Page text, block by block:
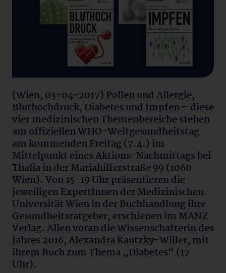
(Wien, 03-04-2017) Pollen und Allergie,
Bluthochdruck, Diabetes und Impfen – diese
vier medizinischen Themenbereiche stehen
am offiziellen WHO-Weltgesundheitstag
am kommenden Freitag (7.4.) im
Mittelpunkt eines Aktions-Nachmittags bei
Thalia in der Mariahilferstraße 99 (1060
Wien). Von 15-19 Uhr präsentieren die
jeweiligen ExpertInnen der Medizinischen
Universität Wien in der Buchhandlung ihre
Gesundheitsratgeber, erschienen im MANZ
Verlag. Allen voran die Wissenschafterin des
Jahres 2016, Alexandra Kautzky-Willer, mit
ihrem Buch zum Thema „Diabetes“ (17
Uhr).